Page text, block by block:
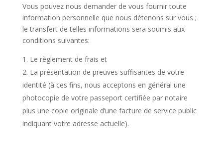
Vous pouvez nous demander de vous fournir toute
information personnelle que nous détenons sur vous ;
le transfert de telles informations sera soumis aux
conditions suivantes:
Le règlement de frais et
La présentation de preuves suffisantes de votre
identité (à ces fins, nous acceptons en général une
photocopie de votre passeport certifiée par notaire
plus une copie originale d’une facture de service public
indiquant votre adresse actuelle).